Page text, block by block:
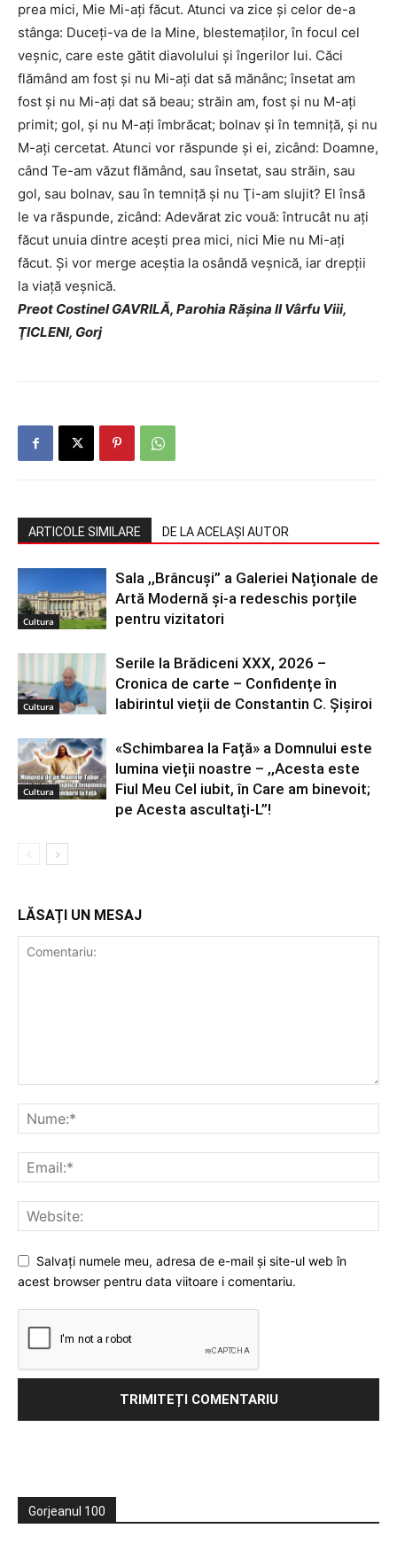
prea mici, Mie Mi-aţi făcut. Atunci va zice şi celor de-a
stânga: Duceţi-va de la Mine, blestemaţilor, în focul cel
veşnic, care este gătit diavolului şi îngerilor lui. Căci
flămând am fost şi nu Mi-aţi dat să mănânc; însetat am
fost şi nu Mi-aţi dat să beau; străin am, fost şi nu M-aţi
primit; gol, şi nu M-aţi îmbrăcat; bolnav şi în temniţă, şi nu
M-aţi cercetat. Atunci vor răspunde şi ei, zicând: Doamne,
când Te-am văzut flămând, sau însetat, sau străin, sau
gol, sau bolnav, sau în temniţă şi nu Ţi-am slujit? El însă
le va răspunde, zicând: Adevărat zic vouă: întrucât nu aţi
făcut unuia dintre aceşti prea mici, nici Mie nu Mi-aţi
făcut. Şi vor merge aceştia la osândă veşnică, iar drepţii
la viaţă veşnică.
Preot Costinel GAVRILĂ, Parohia Răşina II Vârfu Viii,
ŢICLENI, Gorj
ARTICOLE SIMILARE DE LA ACELAȘI AUTOR
Cultura
Sala ,,Brâncuși” a Galeriei Naționale de
Artă Modernă și-a redeschis porțile
pentru vizitatori
Cultura
Serile la Brădiceni XXX, 2026 –
Cronica de carte – Confidențe în
labirintul vieții de Constantin C. Șișiroi
Cultura
«Schimbarea la Față» a Domnului este
lumina vieții noastre – ,,Acesta este
Fiul Meu Cel iubit, în Care am binevoit;
pe Acesta ascultați-L”!
LĂSAȚI UN MESAJ
Salvați numele meu, adresa de e-mail și site-ul web în
acest browser pentru data viitoare i comentariu.
Gorjeanul 100